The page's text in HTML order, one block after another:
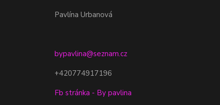
Pavlína Urbanová
bypavlina@seznam.cz
+420774917196
Fb stránka - By pavlina